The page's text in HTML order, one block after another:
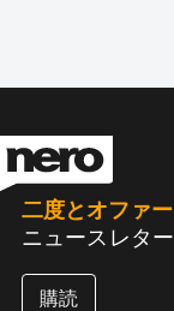
二度とオファ
ニュースレタ
購読